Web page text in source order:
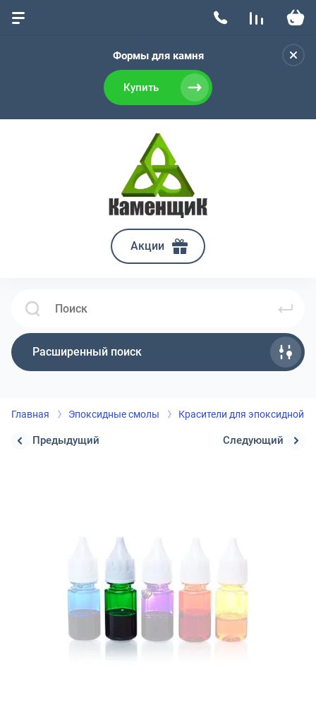
Формы для камня
Купить
Акции
Расширенный поиск
Главная Эпоксидные смолы Красители для эпоксидной
Предыдущий Следующий